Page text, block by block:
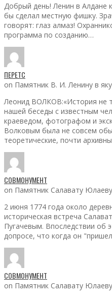
Добрый день! Ленин в Алдане
бы сделал местную фишку.
говорят: глаз алмаз!
программа по созданию…
ПЕРЕТС
on Памятник В. И. Ленину в
Леонид ВОЛКОВ:«История не
нашей беседы с известным
краеведом, фотографом и
Волковым была не совсем
теоретические, почти
СОВМОНУМЕНТ
on Памятник Салавату
2 июня 1774 года около
историческая встреча
Пугачевым. Впоследствии об
допросе, что когда он
СОВМОНУМЕНТ
on Памятник Салавату